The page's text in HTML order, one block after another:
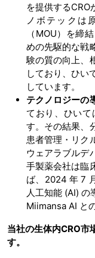
を提供するCRO
ノボテックは
（MOU）を締
めの先駆的な戦
験の質の向上、
しており、ひい
しています。
テクノロジーの
ており、ひいて
す。その結果、
患者管理・リク
ウェアラブルデ
手製薬会社は臨
ば、2024 年 7
人工知能 (AI) の
Miimansa AI と
当社の生体内CRO市
す。